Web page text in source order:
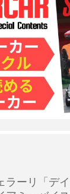
ラーリ「デ